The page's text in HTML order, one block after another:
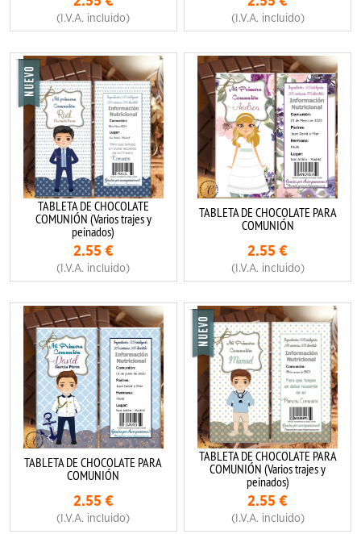
(I.V.A. incluido) (I.V.A. incluido)
TABLETA DE CHOCOLATE
COMUNIÓN (Varios trajes y
peinados)
2.55 €
(I.V.A. incluido)
TABLETA DE CHOCOLATE PARA
COMUNIÓN
2.55 €
(I.V.A. incluido)
TABLETA DE CHOCOLATE PARA
COMUNIÓN
2.55 €
(I.V.A. incluido)
TABLETA DE CHOCOLATE PARA
COMUNIÓN (Varios trajes y
peinados)
2.55 €
(I.V.A. incluido)